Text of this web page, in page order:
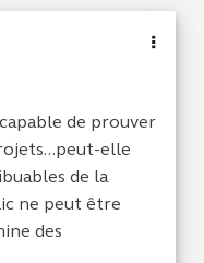
de prouver
elle
de la
ne peut être
des